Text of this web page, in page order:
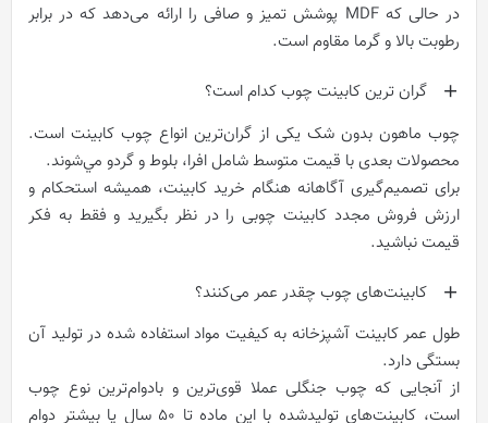
در حالی که MDF پوشش تمیز و صافی را ارائه می‌دهد که در برابر
رطوبت بالا و گرما مقاوم است.
گران ترین کابینت چوب کدام است؟
چوب ماهون بدون شک یکی از گران‌ترین انواع چوب کابینت است.
محصولات بعدی با قیمت متوسط شامل افرا، بلوط و گردو مي‌شوند.
برای تصمیم‌گیری آگاهانه هنگام خرید کابینت، همیشه استحکام و
ارزش فروش مجدد کابینت چوبی را در نظر بگیرید و فقط به فکر
قیمت نباشید.
کابینت‌های چوب چقدر عمر می‌کنند؟
طول عمر کابینت آشپزخانه به کیفیت مواد استفاده شده در تولید آن
بستگی دارد.
از آنجایی که چوب جنگلی عملا قوی‌ترین و بادوام‌ترین نوع چوب
است، کابینت‌های تولیدشده با این ماده تا 50 سال یا بیشتر دوام